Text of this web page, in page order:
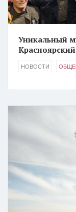
Уникальный
НОВОСТИ